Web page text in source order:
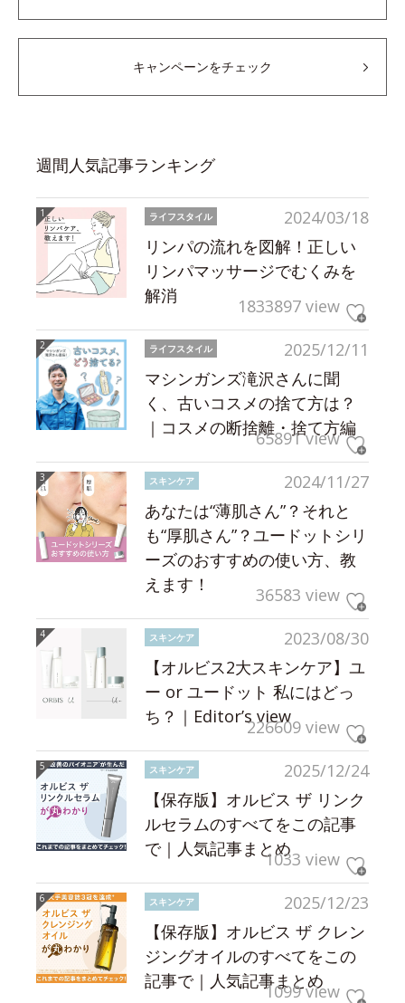
キャンペーンをチェック
週間人気記事ランキング
2024/03/18
ライフスタイル
リンパの流れを図解！正しい
リンパマッサージでむくみを
解消
1833897 view
2025/12/11
ライフスタイル
マシンガンズ滝沢さんに聞
く、古いコスメの捨て方は？
｜コスメの断捨離・捨て方編
65891 view
2024/11/27
スキンケア
あなたは“薄肌さん”？それと
も“厚肌さん”？ユードットシリ
ーズのおすすめの使い方、教
えます！
36583 view
2023/08/30
スキンケア
【オルビス2大スキンケア】ユ
ー or ユードット 私にはどっ
ち？｜Editor’s view226609 view
2025/12/24
スキンケア
【保存版】オルビス ザ リンク
ルセラムのすべてをこの記事
で｜人気記事まとめ1033 view
2025/12/23
スキンケア
【保存版】オルビス ザ クレン
ジングオイルのすべてをこの
記事で｜人気記事まとめ
1099 view